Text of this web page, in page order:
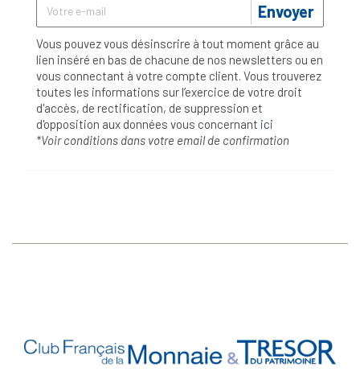
Envoyer
Vous pouvez vous désinscrire à tout moment grâce au
lien inséré en bas de chacune de nos newsletters ou en
vous connectant à votre compte client. Vous trouverez
toutes les informations sur l’exercice de votre droit
d'accès, de rectification, de suppression et
d'opposition aux données vous concernant ici
*Voir conditions dans votre email de confirmation